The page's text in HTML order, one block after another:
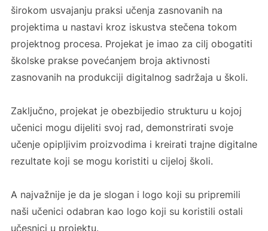
širokom usvajanju praksi učenja zasnovanih na
projektima u nastavi kroz iskustva stečena tokom
projektnog procesa. Projekat je imao za cilj obogatiti
školske prakse povećanjem broja aktivnosti
zasnovanih na produkciji digitalnog sadržaja u školi.
Zaključno, projekat je obezbijedio strukturu u kojoj
učenici mogu dijeliti svoj rad, demonstrirati svoje
učenje opipljivim proizvodima i kreirati trajne digitalne
rezultate koji se mogu koristiti u cijeloj školi.
A najvažnije je da je slogan i logo koji su pripremili
naši učenici odabran kao logo koji su koristili ostali
učesnici u projektu.